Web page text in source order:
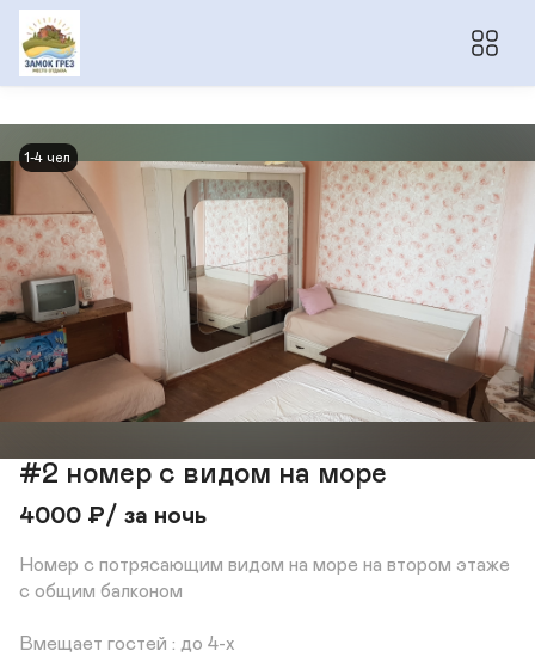
1-4 чел
#2 номер с видом на море
4000 ₽/ за ночь
Номер с потрясающим видом на море на втором этаже
с общим балконом
Вмещает гостей : до 4-х